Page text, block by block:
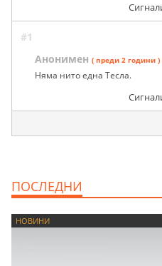
#1
Анонимен ( преди 2 години )
Няма нито една Тесла.
ПОСЛЕДНИ
НОВИНИ